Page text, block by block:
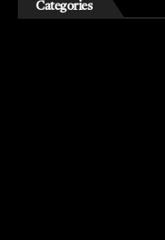
Categories